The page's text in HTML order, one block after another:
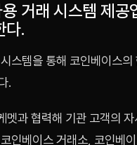
거래 시스템 제공
다.
스템을 통해 코인베이스의
.
과 협력해 기관 고객의
인베이스 거래소, 코인베